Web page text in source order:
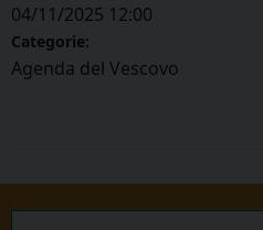
04/11/2025 12:00
Categorie:
Agenda del Vescovo